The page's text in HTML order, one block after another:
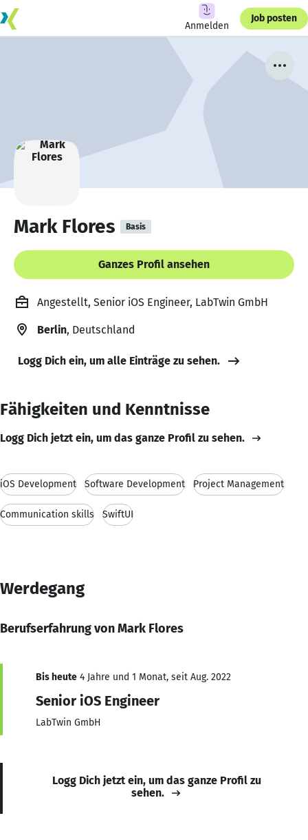
Anmelden
Job posten
Mark Flores Basis
Ganzes Profil ansehen
Angestellt, Senior iOS Engineer, LabTwin GmbH
Berlin, Deutschland
Logg Dich ein, um alle Einträge zu sehen.
Fähigkeiten und Kenntnisse
Logg Dich jetzt ein, um das ganze Profil zu sehen.
iOS Development Software Development Project Management
Communication skills SwiftUI
Werdegang
Berufserfahrung von Mark Flores
Bis heute 4 Jahre und 1 Monat, seit Aug. 2022
Senior iOS Engineer
LabTwin GmbH
Logg Dich jetzt ein, um das ganze Profil zu
sehen.